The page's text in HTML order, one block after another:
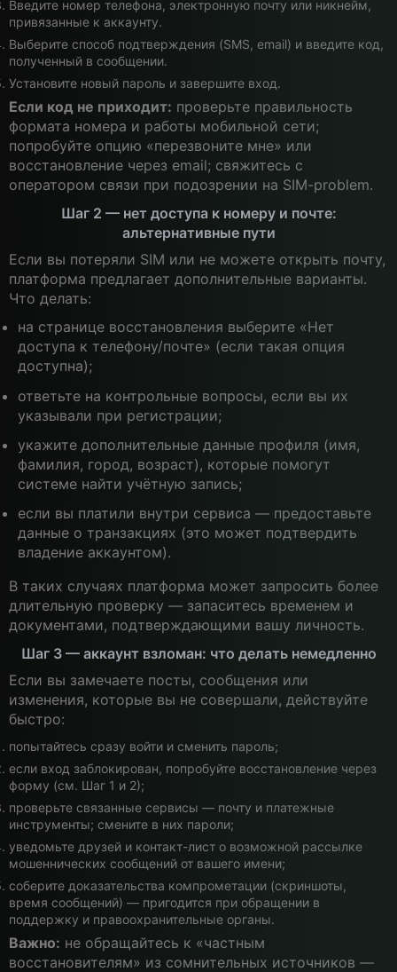
Введите номер телефона, электронную почту или никнейм,
привязанные к аккаунту.
Выберите способ подтверждения (SMS, email) и введите код,
полученный в сообщении.
Установите новый пароль и завершите вход.
Если код не приходит: проверьте правильность
формата номера и работы мобильной сети;
попробуйте опцию «перезвоните мне» или
восстановление через email; свяжитесь с
оператором связи при подозрении на SIM-problem.
Шаг 2 — нет доступа к номеру и почте:
альтернативные пути
Если вы потеряли SIM или не можете открыть почту,
платформа предлагает дополнительные варианты.
Что делать:
на странице восстановления выберите «Нет
доступа к телефону/почте» (если такая опция
доступна);
ответьте на контрольные вопросы, если вы их
указывали при регистрации;
укажите дополнительные данные профиля (имя,
фамилия, город, возраст), которые помогут
системе найти учётную запись;
если вы платили внутри сервиса — предоставьте
данные о транзакциях (это может подтвердить
владение аккаунтом).
В таких случаях платформа может запросить более
длительную проверку — запаситесь временем и
документами, подтверждающими вашу личность.
Шаг 3 — аккаунт взломан: что делать немедленно
Если вы замечаете посты, сообщения или
изменения, которые вы не совершали, действуйте
быстро:
попытайтесь сразу войти и сменить пароль;
если вход заблокирован, попробуйте восстановление через
форму (см. Шаг 1 и 2);
проверьте связанные сервисы — почту и платежные
инструменты; смените в них пароли;
уведомьте друзей и контакт-лист о возможной рассылке
мошеннических сообщений от вашего имени;
соберите доказательства компрометации (скриншоты,
время сообщений) — пригодится при обращении в
поддержку и правоохранительные органы.
Важно: не обращайтесь к «частным
восстановителям» из сомнительных источников —